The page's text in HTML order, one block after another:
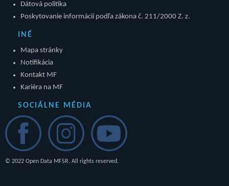
Dátová politika
Poskytovanie informácií podľa zákona č. 211/2000 Z. z.
INÉ
Mapa stránky
Notifikácia
Kontakt MF
Kariéra na MF
SOCIÁLNE MÉDIA
© 2022 Open Data MFSR. All rights reserved.